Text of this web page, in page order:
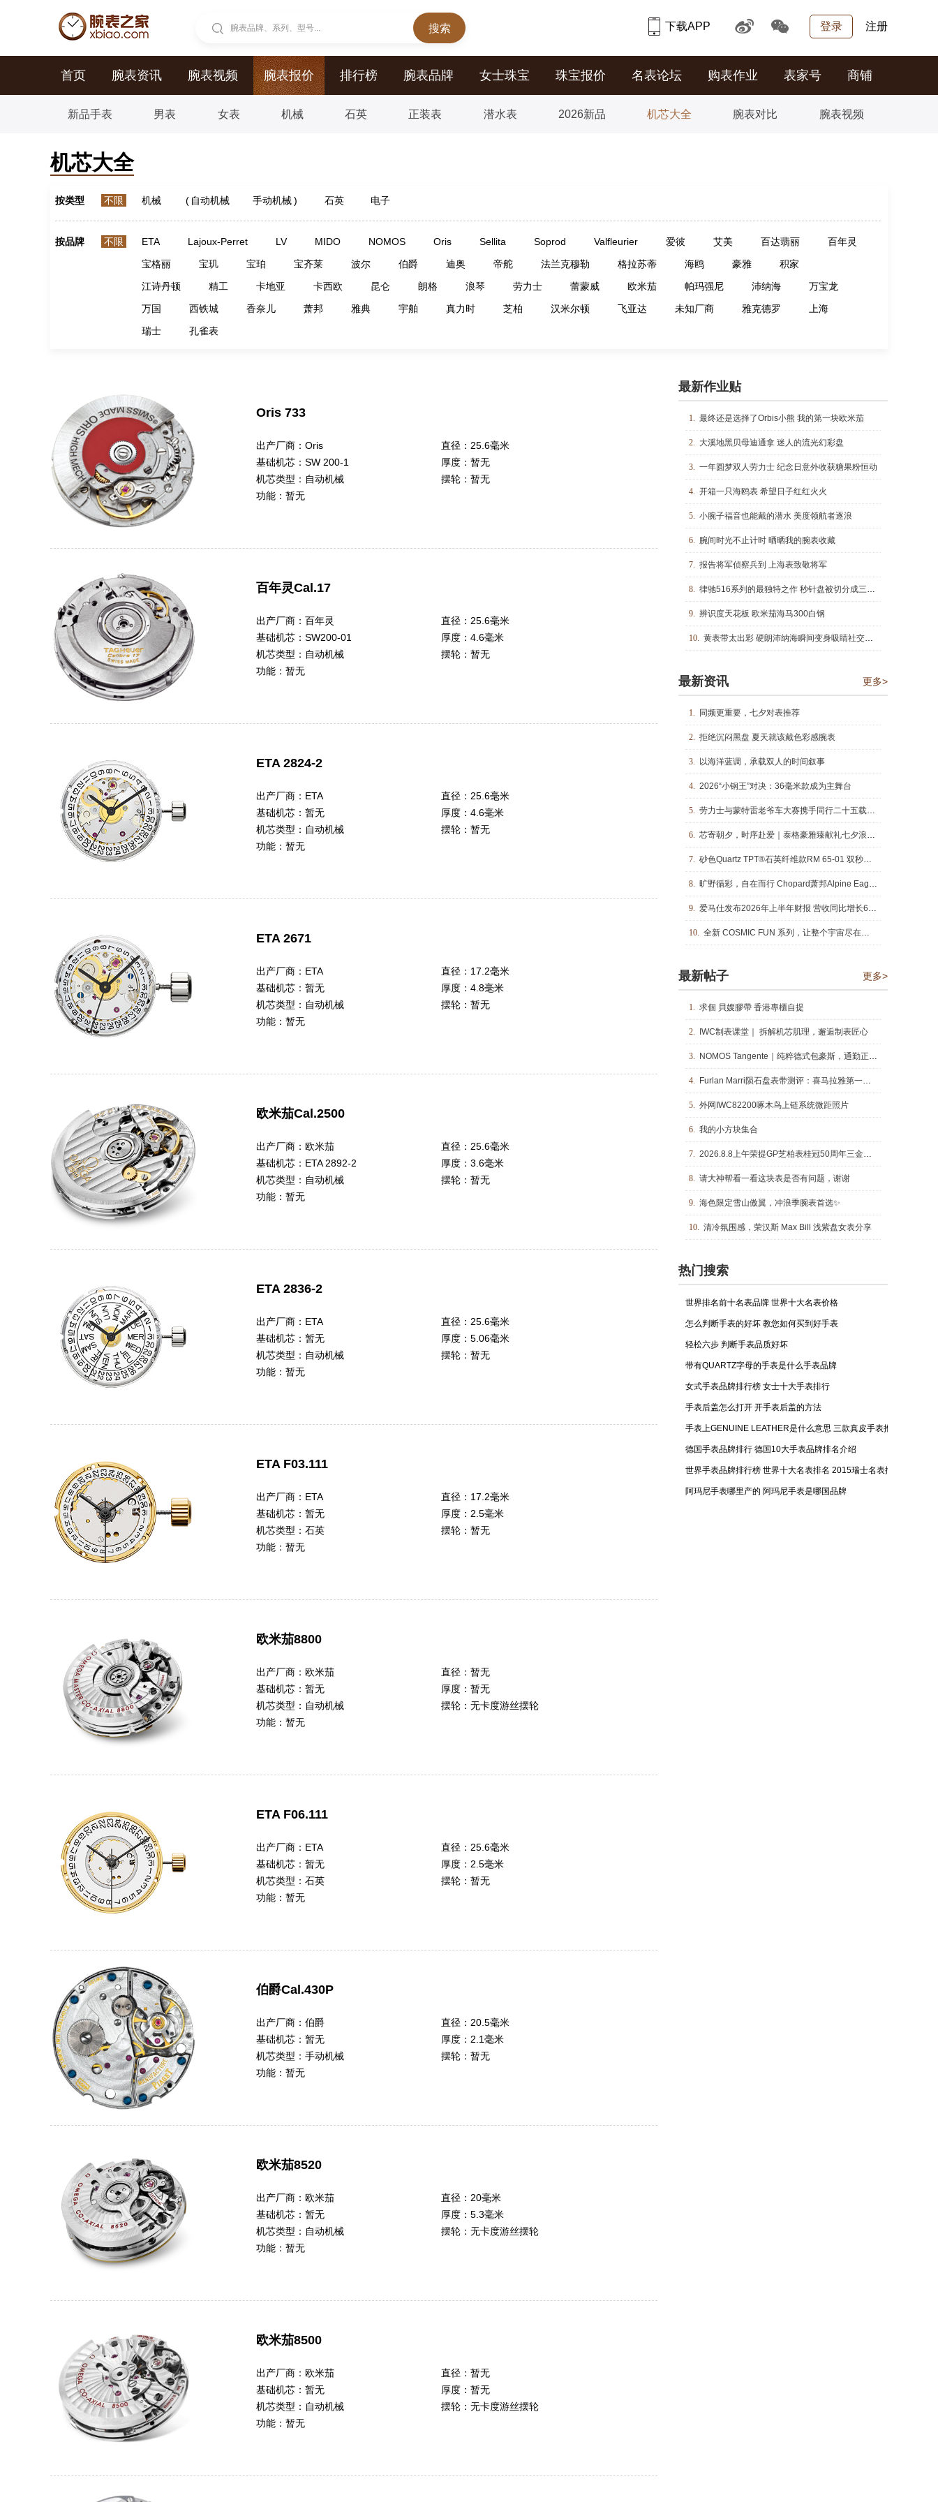
腕表品牌、系列、型号... 登录 注册
下载APP
首页 腕表资讯 腕表视频 腕表报价 排行榜 腕表品牌 女士珠宝 珠宝报价 名表论坛 购表作业 表家号 商铺
新品手表 男表 女表 机械 石英 正装表 潜水表 2026新品 机芯大全 腕表对比 腕表视频
机芯大全
按类型 不限 机械 ( 自动机械 手动机械) 石英 电子
按品牌 不限 ETA Lajoux-Perret LV MIDO NOMOS Oris Sellita Soprod Valfleurier 爱彼 艾美 百达翡丽
百年灵
宝格丽
宝玑 宝珀 宝齐莱 波尔 伯爵 迪奥 帝舵 法兰克穆勒 格拉苏蒂 海鸥 豪雅
积家
江诗丹顿
精工 卡地亚 卡西欧 昆仑 朗格 浪琴 劳力士 蕾蒙威 欧米茄 帕玛强尼 沛纳海
万宝龙
万国
西铁城 香奈儿 萧邦 雅典 宇舶 真力时 芝柏 汉米尔顿 飞亚达 未知厂商 雅克德罗
上海
瑞士
孔雀表
Oris 733
出产厂商： Oris 直径： 25.6毫米
基础机芯： SW 200-1 厚度： 暂无
机芯类型： 自动机械 摆轮： 暂无
功能： 暂无
百年灵Cal.17
出产厂商： 百年灵 直径： 25.6毫米
基础机芯： SW200-01 厚度： 4.6毫米
机芯类型： 自动机械 摆轮： 暂无
功能： 暂无
ETA 2824-2
出产厂商： ETA 直径： 25.6毫米
基础机芯： 暂无 厚度： 4.6毫米
机芯类型： 自动机械 摆轮： 暂无
功能： 暂无
ETA 2671
出产厂商： ETA 直径： 17.2毫米
基础机芯： 暂无 厚度： 4.8毫米
机芯类型： 自动机械 摆轮： 暂无
功能： 暂无
欧米茄Cal.2500
出产厂商： 欧米茄 直径： 25.6毫米
基础机芯： ETA 2892-2 厚度： 3.6毫米
机芯类型： 自动机械 摆轮： 暂无
功能： 暂无
ETA 2836-2
出产厂商： ETA 直径： 25.6毫米
基础机芯： 暂无 厚度： 5.06毫米
机芯类型： 自动机械 摆轮： 暂无
功能： 暂无
ETA F03.111
出产厂商： ETA 直径： 17.2毫米
基础机芯： 暂无 厚度： 2.5毫米
机芯类型： 石英 摆轮： 暂无
功能： 暂无
欧米茄8800
出产厂商： 欧米茄 直径： 暂无
基础机芯： 暂无 厚度： 暂无
机芯类型： 自动机械 摆轮： 无卡度游丝摆轮
功能： 暂无
ETA F06.111
出产厂商： ETA 直径： 25.6毫米
基础机芯： 暂无 厚度： 2.5毫米
机芯类型： 石英 摆轮： 暂无
功能： 暂无
伯爵Cal.430P
出产厂商： 伯爵 直径： 20.5毫米
基础机芯： 暂无 厚度： 2.1毫米
机芯类型： 手动机械 摆轮： 暂无
功能： 暂无
欧米茄8520
出产厂商： 欧米茄 直径： 20毫米
基础机芯： 暂无 厚度： 5.3毫米
机芯类型： 自动机械 摆轮： 无卡度游丝摆轮
功能： 暂无
欧米茄8500
出产厂商： 欧米茄 直径： 暂无
基础机芯： 暂无 厚度： 暂无
机芯类型： 自动机械 摆轮： 无卡度游丝摆轮
功能： 暂无
最新作业贴
1. 最终还是选择了Orbis小熊 我的第一块欧米茄
2. 大溪地黑贝母迪通拿 迷人的流光幻彩盘
3. 一年圆梦双人劳力士 纪念日意外收获糖果粉恒动
4. 开箱一只海鸥表 希望日子红红火火
5. 小腕子福音也能戴的潜水 美度领航者逐浪
6. 腕间时光不止计时 晒晒我的腕表收藏
7. 报告将军侦察兵到 上海表致敬将军
8. 律驰516系列的最独特之作 秒针盘被切分成三段的设计着实有趣
9. 辨识度天花板 欧米茄海马300白钢
10. 黄表带太出彩 硬朗沛纳海瞬间变身吸睛社交腕表
最新资讯 更多>
1. 同频更重要，七夕对表推荐
2. 拒绝沉闷黑盘 夏天就该戴色彩感腕表
3. 以海洋蓝调，承载双人的时间叙事
4. 2026“小钢王”对决：36毫米款成为主舞台
5. 劳力士与蒙特雷老爷车大赛携手同行二十五载：凝驻时光续写传奇
6. 芯寄朝夕，时序赴爱｜泰格豪雅臻献礼七夕浪漫佳期
7. 砂色Quartz TPT®石英纤维款RM 65-01 双秒追针自动上链计时码表
8. 旷野循彩，自在而行 Chopard萧邦Alpine Eagle雪山傲翼系列时计臻选
9. 爱马仕发布2026年上半年财报 营收同比增长6.1%
10. 全新 COSMIC FUN 系列，让整个宇宙尽在腕间
最新帖子 更多>
1. 求個 貝嫂膠帶 香港專櫃自提
2. IWC制表课堂｜ 拆解机芯肌理，邂逅制表匠心
3. NOMOS Tangente｜纯粹德式包豪斯，通勤正装表的白月光
4. Furlan Marri陨石盘表带测评：喜马拉雅第一钢带第二
5. 外网IWC82200啄木鸟上链系统微距照片
6. 我的小方块集合
7. 2026.8.8上午荣提GP芝柏表桂冠50周年三金桥陀飞轮腕表
8. 请大神帮看一看这块表是否有问题，谢谢
9. 海色限定雪山傲翼，冲浪季腕表首选✨
10. 清冷氛围感，荣汉斯 Max Bill 浅紫盘女表分享
热门搜索
世界排名前十名表品牌 世界十大名表价格
怎么判断手表的好坏 教您如何买到好手表
轻松六步 判断手表品质好坏
带有QUARTZ字母的手表是什么手表品牌
女式手表品牌排行榜 女士十大手表排行
手表后盖怎么打开 开手表后盖的方法
手表上GENUINE LEATHER是什么意思 三款真皮手表推荐！
德国手表品牌排行 德国10大手表品牌排名介绍
世界手表品牌排行榜 世界十大名表排名 2015瑞士名表排行榜
阿玛尼手表哪里产的 阿玛尼手表是哪国品牌